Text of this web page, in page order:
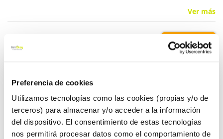
Preferencia de cookies
Utilizamos tecnologías como las cookies (propias y/o de
terceros) para almacenar y/o acceder a la información
del dispositivo. El consentimiento de estas tecnologías
nos permitirá procesar datos como el comportamiento de
Ver más
5,58 €
Click&Collect - Recogida gratis
en nuestras tiendas
Envío a domicilio:
5 días hábiles